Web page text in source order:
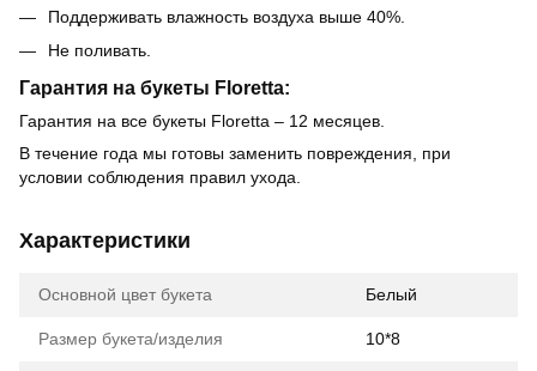
Поддерживать влажность воздуха выше 40%.
Не поливать.
Гарантия на букеты Floretta:
Гарантия на все букеты Floretta – 12 месяцев.
В течение года мы готовы заменить повреждения, при
условии соблюдения правил ухода.
Характеристики
Основной цвет букета Белый
Размер букета/изделия 10*8